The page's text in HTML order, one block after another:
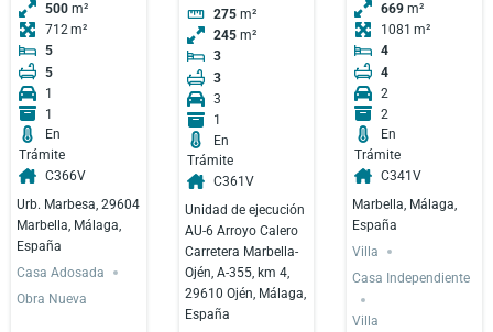
500 m²
712
5
5
1
1
En
Trámite
C366V
Urb. Marbesa, 29604
Marbella, Málaga,
España
Casa Adosada
Obra Nueva
275 m²
245 m²
3
3
3
1
En
Trámite
C361V
Unidad de ejecución
AU-6 Arroyo Calero
Carretera Marbella-
Ojén, A-355, km 4,
29610 Ojén, Málaga,
España
669 m²
1081
4
4
2
2
En
Trámite
C341V
Marbella, Málaga,
España
Villa
Casa Independiente
Villa